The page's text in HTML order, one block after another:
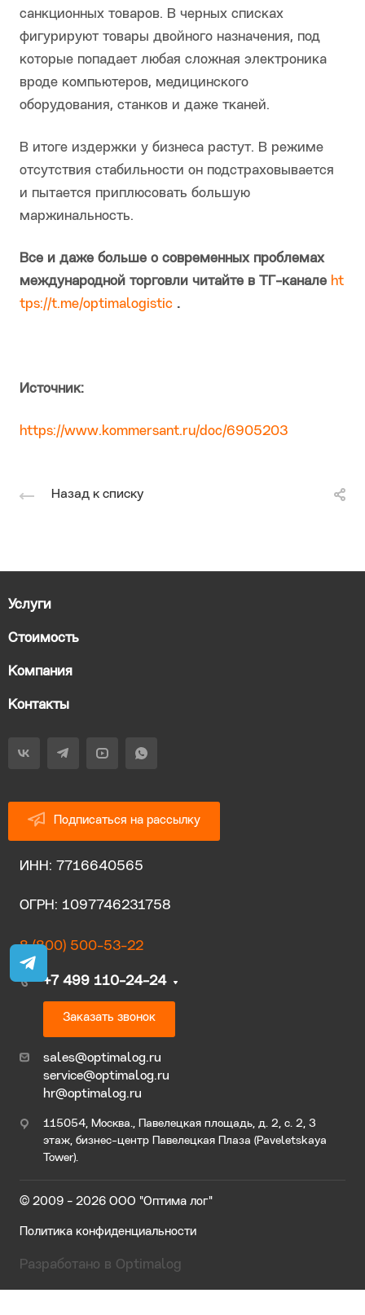
санкционных товаров. В черных списках
фигурируют товары двойного назначения, под
которые попадает любая сложная электроника
вроде компьютеров, медицинского
оборудования, станков и даже тканей.
В итоге издержки у бизнеса растут. В режиме
отсутствия стабильности он подстраховывается
и пытается приплюсовать большую
маржинальность.
Все и даже больше о современных проблемах
международной торговли читайте в ТГ-канале ht
tps://t.me/optimalogistic .
Источник:
https://www.kommersant.ru/doc/6905203
Назад к списку
Услуги
Стоимость
Компания
Контакты
Подписаться на рассылку
ИНН: 7716640565
ОГРН: 1097746231758
8 (800) 500-53-22
+7 499 110-24-24
Заказать звонок
sales@optimalog.ru
service@optimalog.ru
hr@optimalog.ru
115054, Москва., Павелецкая площадь, д. 2, с. 2, 3
этаж, бизнес-центр Павелецкая Плаза (Paveletskaya
Tower).
© 2009 - 2026 ООО "Оптима лог"
Политика конфиденциальности
Разработано в Optimalog